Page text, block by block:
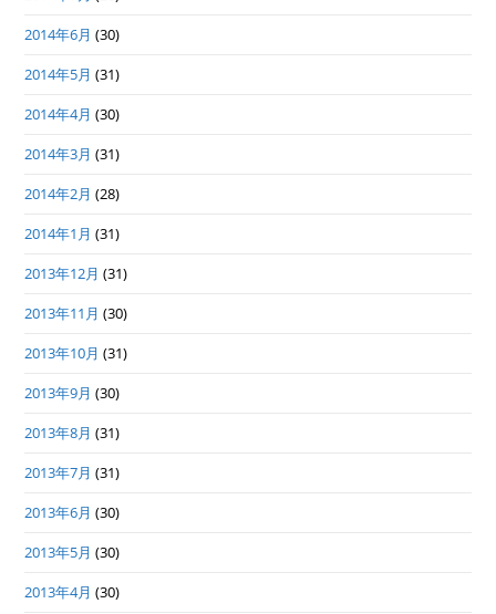
2014年6月 (30)
2014年5月 (31)
2014年4月 (30)
2014年3月 (31)
2014年2月 (28)
2014年1月 (31)
2013年12月 (31)
2013年11月 (30)
2013年10月 (31)
2013年9月 (30)
2013年8月 (31)
2013年7月 (31)
2013年6月 (30)
2013年5月 (30)
2013年4月 (30)